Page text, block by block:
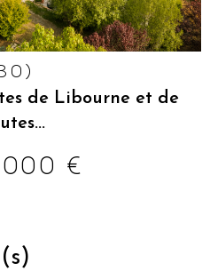
de Libourne et de
€